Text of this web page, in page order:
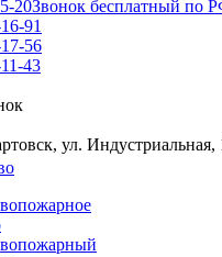
20Звонок бесплатный по
91
56
43
ул. Индустриальная,